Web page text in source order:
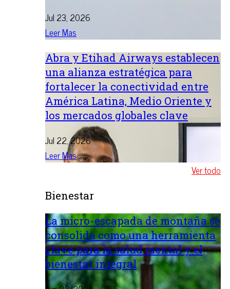
Jul 23, 2026
Leer Mas
Abra y Etihad Airways establecen
una alianza estratégica para
fortalecer la conectividad entre
América Latina, Medio Oriente y
los mercados globales clave
Jul 22, 2026
Leer Mas
Ver todo
Bienestar
La micro-escapada de montaña se
consolida como una herramienta
clave para la salud mental y el
bienestar integral